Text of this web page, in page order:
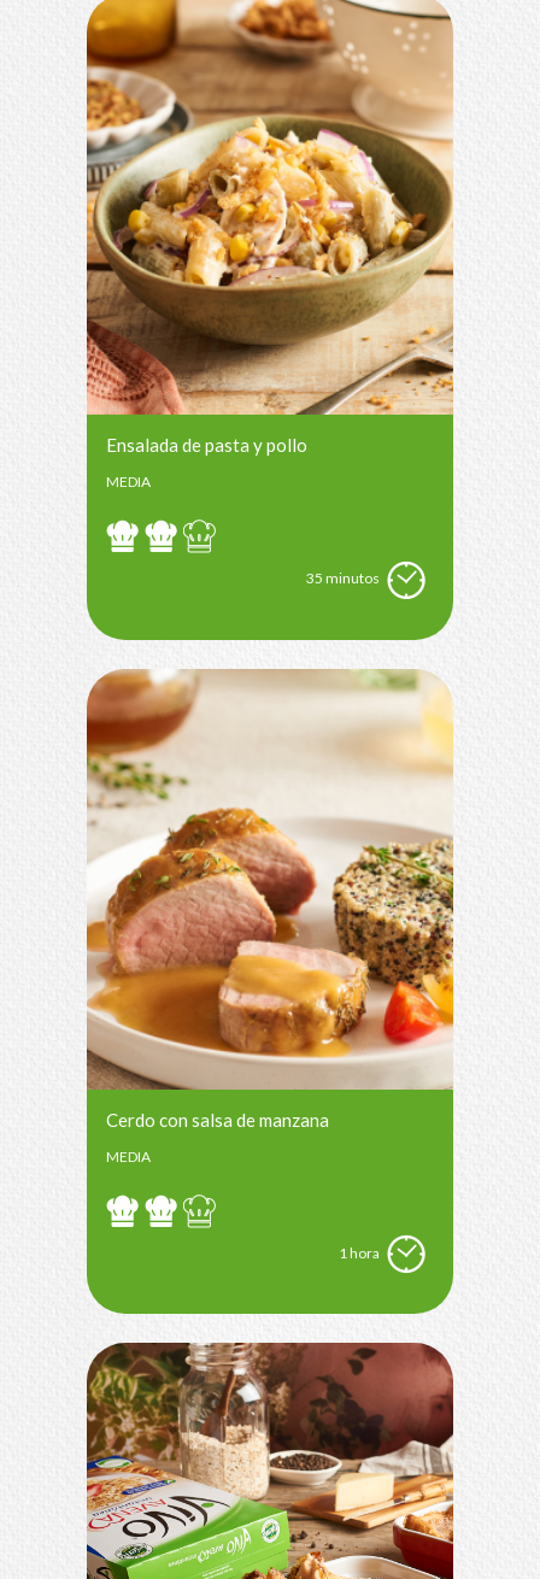
Ensalada de pasta y pollo
MEDIA
35 minutos
Cerdo con salsa de manzana
MEDIA
1 hora